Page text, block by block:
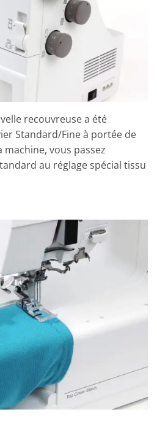
recouvreuse a été
Standard/Fine à portée de
vous passez
au réglage spécial tissu